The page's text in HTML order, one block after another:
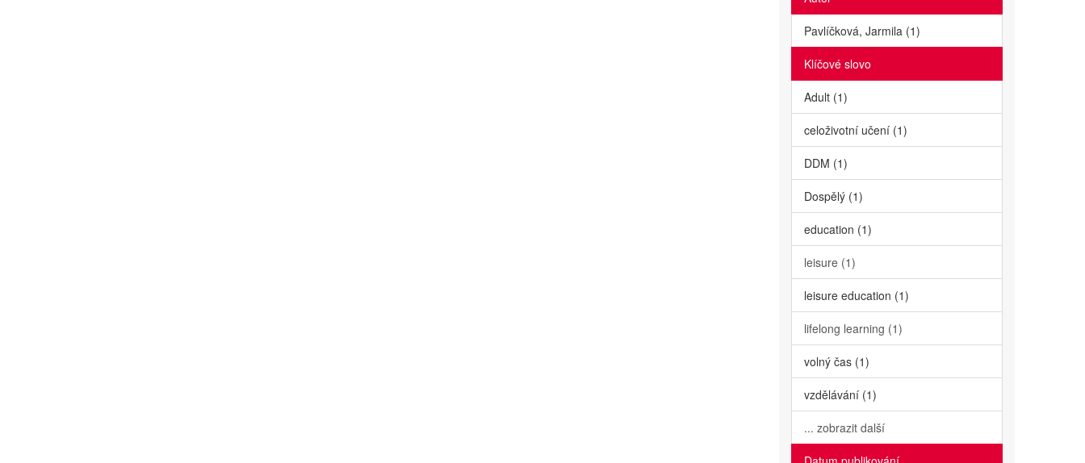
Pavlíčková, Jarmila (1)
Klíčové slovo
Adult (1)
celoživotní učení (1)
DDM (1)
Dospělý (1)
education (1)
leisure (1)
leisure education (1)
lifelong learning (1)
volný čas (1)
vzdělávání (1)
... zobrazit další